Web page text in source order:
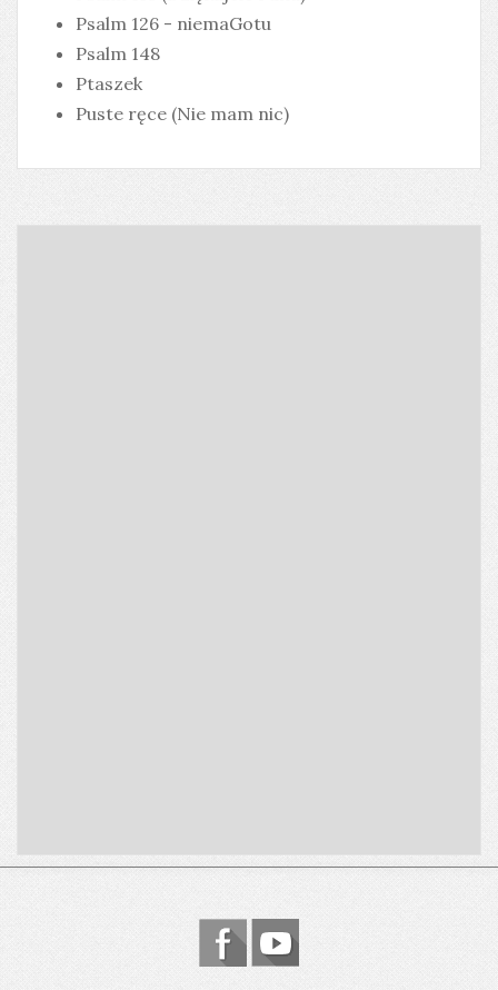
Psalm 126 - niemaGotu
Psalm 148
Ptaszek
Puste ręce (Nie mam nic)